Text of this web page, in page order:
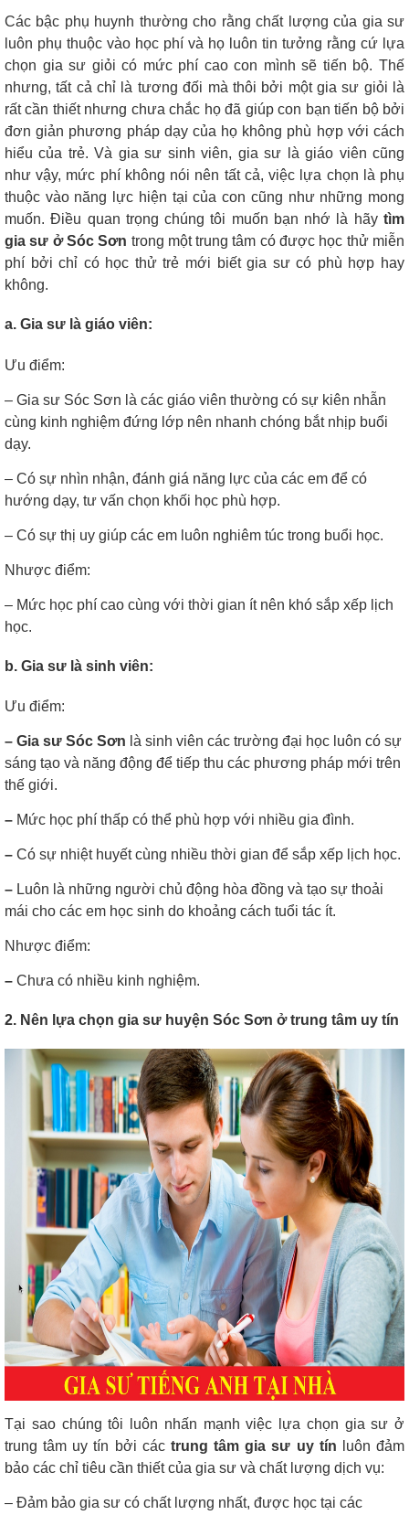
Các bậc phụ huynh thường cho rằng chất lượng của gia sư
luôn phụ thuộc vào học phí và họ luôn tin tưởng rằng cứ lựa
chọn gia sư giỏi có mức phí cao con mình sẽ tiến bộ. Thế
nhưng, tất cả chỉ là tương đối mà thôi bởi một gia sư giỏi là
rất cần thiết nhưng chưa chắc họ đã giúp con bạn tiến bộ bởi
đơn giản phương pháp dạy của họ không phù hợp với cách
hiểu của trẻ. Và gia sư sinh viên, gia sư là giáo viên cũng
như vậy, mức phí không nói nên tất cả, việc lựa chọn là phụ
thuộc vào năng lực hiện tại của con cũng như những mong
muốn. Điều quan trọng chúng tôi muốn bạn nhớ là hãy tìm
gia sư ở Sóc Sơn trong một trung tâm có được học thử miễn
phí bởi chỉ có học thử trẻ mới biết gia sư có phù hợp hay
không.
a. Gia sư là giáo viên:
Ưu điểm:
– Gia sư Sóc Sơn là các giáo viên thường có sự kiên nhẫn
cùng kinh nghiệm đứng lớp nên nhanh chóng bắt nhịp buổi
dạy.
– Có sự nhìn nhận, đánh giá năng lực của các em để có
hướng dạy, tư vấn chọn khối học phù hợp.
– Có sự thị uy giúp các em luôn nghiêm túc trong buổi học.
Nhược điểm:
– Mức học phí cao cùng với thời gian ít nên khó sắp xếp lịch
học.
b. Gia sư là sinh viên:
Ưu điểm:
– Gia sư Sóc Sơn là sinh viên các trường đại học luôn có sự
sáng tạo và năng động để tiếp thu các phương pháp mới trên
thế giới.
– Mức học phí thấp có thể phù hợp với nhiều gia đình.
– Có sự nhiệt huyết cùng nhiều thời gian để sắp xếp lịch học.
– Luôn là những người chủ động hòa đồng và tạo sự thoải
mái cho các em học sinh do khoảng cách tuổi tác ít.
Nhược điểm:
– Chưa có nhiều kinh nghiệm.
2. Nên lựa chọn gia sư huyện Sóc Sơn ở trung tâm uy tín
Tại sao chúng tôi luôn nhấn mạnh việc lựa chọn gia sư ở
trung tâm uy tín bởi cáctrung tâm gia sư uy tín luôn đảm
bảo các chỉ tiêu cần thiết của gia sư và chất lượng dịch vụ:
– Đảm bảo gia sư có chất lượng nhất, được học tại các